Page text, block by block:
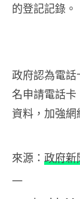
的登記記錄。
政府認為電
名申請電話
資料，加強網
來源： 政府新
—